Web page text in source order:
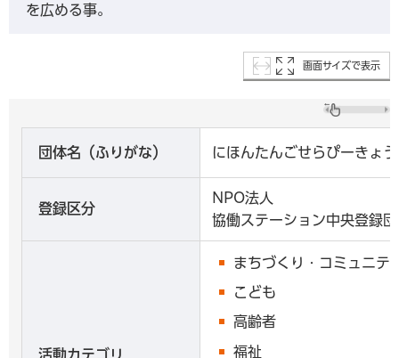
を広める事。
画面サイズで表示
団体名（ふりがな） にほんたんごせらぴーきょ
登録区分
NPO法人
協働ステーション中央登録
活動カテゴリ
まちづくり・コミュニテ
こども
高齢者
福祉